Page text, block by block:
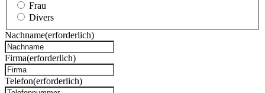
Frau
Divers
Nachname(erforderlich)
Firma(erforderlich)
Telefon(erforderlich)